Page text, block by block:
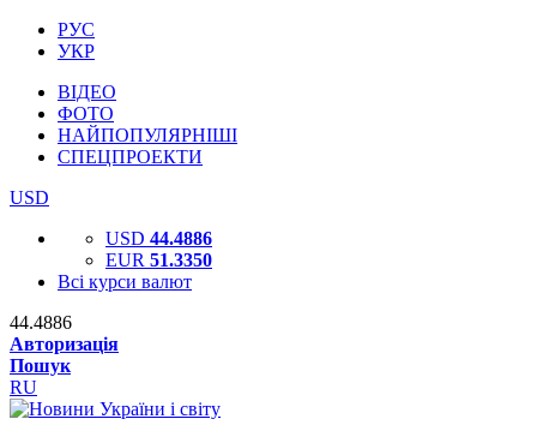
РУС
УКР
ВІДЕО
ФОТО
НАЙПОПУЛЯРНІШІ
СПЕЦПРОЕКТИ
USD
USD 44.4886
EUR 51.3350
Всі курси валют
44.4886
Авторизація
Пошук
RU